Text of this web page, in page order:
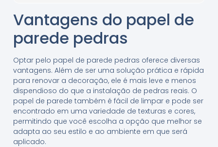
Vantagens do papel de
parede pedras
Optar pelo papel de parede pedras oferece diversas
vantagens. Além de ser uma solução prática e rápida
para renovar a decoração, ele é mais leve e menos
dispendioso do que a instalação de pedras reais. O
papel de parede também é fácil de limpar e pode ser
encontrado em uma variedade de texturas e cores,
permitindo que você escolha a opção que melhor se
adapta ao seu estilo e ao ambiente em que será
aplicado.